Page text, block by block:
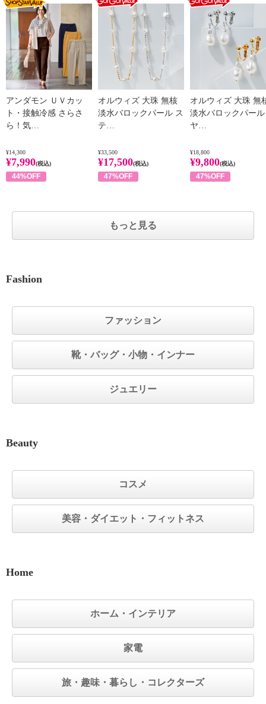
アンダモン ＵＶカッ
ト・接触冷感 さらさ
ら！気…
¥14,300
¥7,990(税込)
44%OFF
オルウィズ 大珠 無核
淡水バロックパール ス
テ…
¥33,500
¥17,500(税込)
47%OFF
オルウィズ 大珠 無
淡水バロックパー
ヤ…
¥18,800
¥9,800(税込)
47%OFF
もっと見る
Fashion
ファッション
靴・バッグ・小物・インナー
ジュエリー
Beauty
コスメ
美容・ダイエット・フィットネス
Home
ホーム・インテリア
家電
旅・趣味・暮らし・コレクターズ